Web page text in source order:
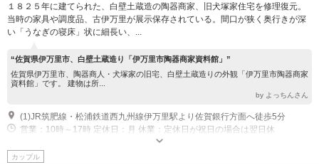
１８２５年に建てられた、白壁土蔵造の陶器商家、旧犬塚家住宅を修理復元。
当時の家具や調度品、古伊万里が展示保存されている。間口が狭く奥行きが深
い「うなぎの寝床」状に細長い、...
“佐賀県伊万里市、白壁土蔵造り「伊万里市陶器商家資料館」”
佐賀県伊万里市、陶器商人・犬塚家の旧宅、白壁土蔵造りの外観「伊万里市陶器商家
資料館」です。 建物は所...
by よっちんさん
(1)JR筑肥線・松浦鉄道西九州線伊万里駅より佐賀銀行方面へ徒歩5分
営業：10時～17時 定休日：月 休業：定休日が祝日の場合は翌日休
カップル